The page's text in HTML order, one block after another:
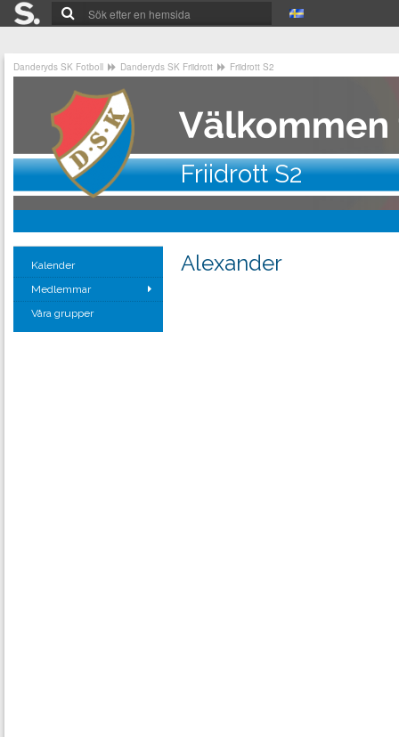
Danderyds SK Fotboll Danderyds SK Friidrott Friidrott S2
Friidrott S2
Kalender
Medlemmar
Våra grupper
Alexander